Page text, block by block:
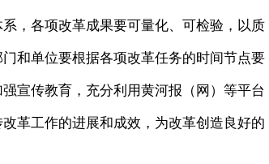
，各项改革成果要可量化、可检验，以质
和单位要根据各项改革任务的时间节点要
宣传教育，充分利用黄河报（网）等平台
革工作的进展和成效，为改革创造良好的